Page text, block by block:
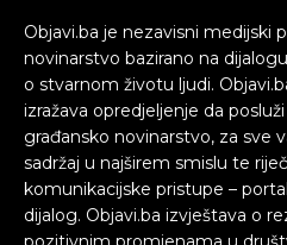
Objavi.ba je nezavisni medijski
novinarstvo bazirano na
o stvarnom životu ljudi.
izražava opredjeljenje da
građansko novinarstvo, za sve
sadržaj u najširem smislu te
komunikacijske pristupe –
dijalog. Objavi.ba izvještava o